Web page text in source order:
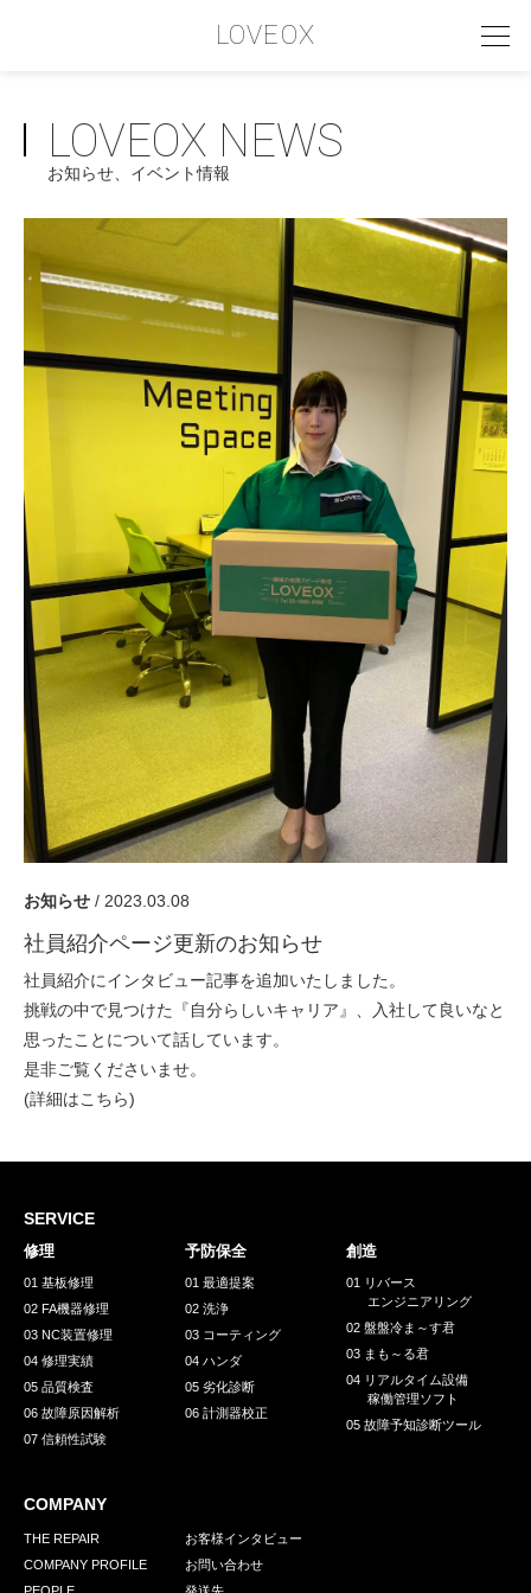
LOVEOX
PHILOSOPHY
フィロソフィー
COMPANY PROFILE
会社情報
SERVICE
サービス内容
INTERVIEW
GREEN CHALLENGE
環境への取り組み
お問い合わせ / 発送先
LOVEOX NEWS
お知らせ、イベント情報
お知らせ / 2023.03.08
社員紹介ページ更新のお知らせ
社員紹介にインタビュー記事を追加いたしました。
挑戦の中で見つけた『自分らしいキャリア』、入社して良いなと
思ったことについて話しています。
是非ご覧くださいませ。
(詳細はこちら)
SERVICE
修理
01 基板修理
02 FA機器修理
03 NC装置修理
04 修理実績
05 品質検査
06 故障原因解析
07 信頼性試験
予防保全
01 最適提案
02 洗浄
03 コーティング
04 ハンダ
05 劣化診断
06 計測器校正
創造
01 リバース
エンジニアリング
02 盤盤冷ま～す君
03 まも～る君
04 リアルタイム設備
稼働管理ソフト
05 故障予知診断ツール
COMPANY
THE REPAIR
COMPANY PROFILE
お客様インタビュー
お問い合わせ